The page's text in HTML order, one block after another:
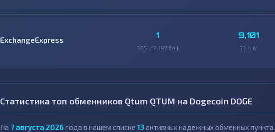
ExchangeExpress 1
385 / 2 197 641
9,101
33,4 M
Статистика топ обменников Qtum QTUM на Dogecoin DOGE
На 7 августа 2026 года в нашем списке 13 активных надежных обменных пункта.